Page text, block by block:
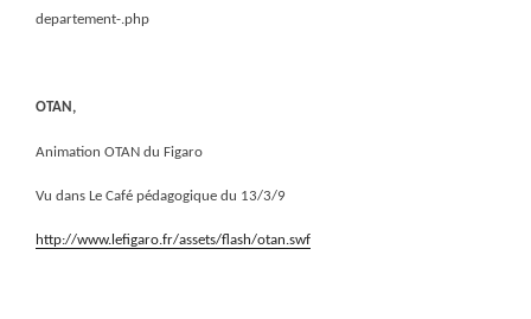
departement-.php
OTAN,
Animation OTAN du Figaro
Vu dans Le Café pédagogique du 13/3/9
http://www.lefigaro.fr/assets/flash/otan.swf